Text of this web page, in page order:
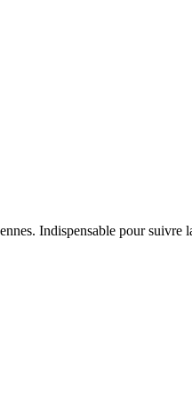
Indispensable pour suivre